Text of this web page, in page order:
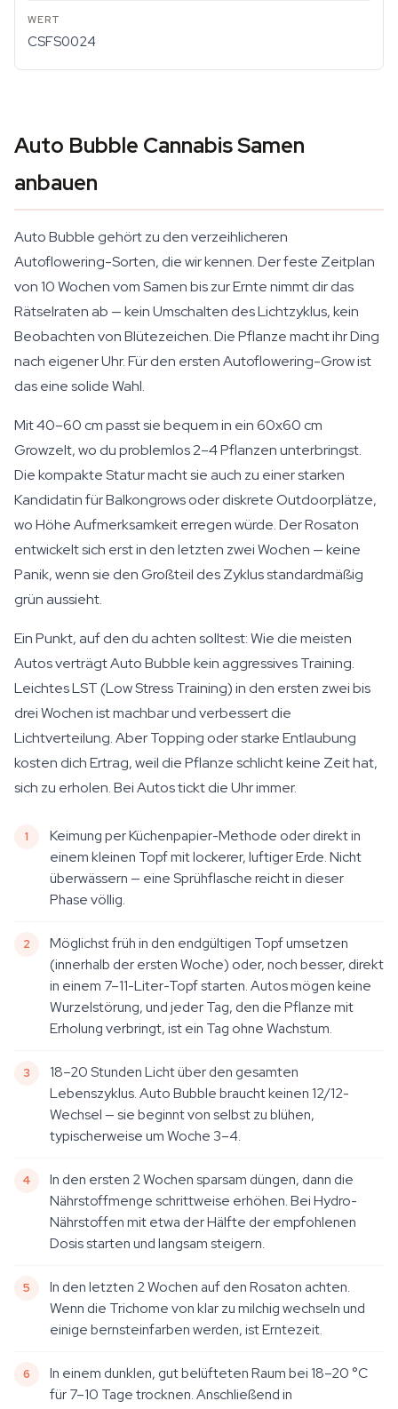
CSFS0024
Auto Bubble Cannabis Samen
anbauen
Auto Bubble gehört zu den verzeihlicheren
Autoflowering-Sorten, die wir kennen. Der feste Zeitplan
von 10 Wochen vom Samen bis zur Ernte nimmt dir das
Rätselraten ab — kein Umschalten des Lichtzyklus, kein
Beobachten von Blütezeichen. Die Pflanze macht ihr Ding
nach eigener Uhr. Für den ersten Autoflowering-Grow ist
das eine solide Wahl.
Mit 40–60 cm passt sie bequem in ein 60x60 cm
Growzelt, wo du problemlos 2–4 Pflanzen unterbringst.
Die kompakte Statur macht sie auch zu einer starken
Kandidatin für Balkongrows oder diskrete Outdoorplätze,
wo Höhe Aufmerksamkeit erregen würde. Der Rosaton
entwickelt sich erst in den letzten zwei Wochen — keine
Panik, wenn sie den Großteil des Zyklus standardmäßig
grün aussieht.
Ein Punkt, auf den du achten solltest: Wie die meisten
Autos verträgt Auto Bubble kein aggressives Training.
Leichtes LST (Low Stress Training) in den ersten zwei bis
drei Wochen ist machbar und verbessert die
Lichtverteilung. Aber Topping oder starke Entlaubung
kosten dich Ertrag, weil die Pflanze schlicht keine Zeit hat,
sich zu erholen. Bei Autos tickt die Uhr immer.
Keimung per Küchenpapier-Methode oder direkt in
einem kleinen Topf mit lockerer, luftiger Erde. Nicht
überwässern — eine Sprühflasche reicht in dieser
Phase völlig.
Möglichst früh in den endgültigen Topf umsetzen
(innerhalb der ersten Woche) oder, noch besser, direkt
in einem 7–11-Liter-Topf starten. Autos mögen keine
Wurzelstörung, und jeder Tag, den die Pflanze mit
Erholung verbringt, ist ein Tag ohne Wachstum.
18–20 Stunden Licht über den gesamten
Lebenszyklus. Auto Bubble braucht keinen 12/12-
Wechsel — sie beginnt von selbst zu blühen,
typischerweise um Woche 3–4.
In den ersten 2 Wochen sparsam düngen, dann die
Nährstoffmenge schrittweise erhöhen. Bei Hydro-
Nährstoffen mit etwa der Hälfte der empfohlenen
Dosis starten und langsam steigern.
In den letzten 2 Wochen auf den Rosaton achten.
Wenn die Trichome von klar zu milchig wechseln und
einige bernsteinfarben werden, ist Erntezeit.
In einem dunklen, gut belüfteten Raum bei 18–20 °C
für 7–10 Tage trocknen. Anschließend in